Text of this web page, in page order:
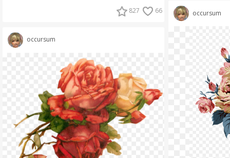
827 66
occursum
occursum